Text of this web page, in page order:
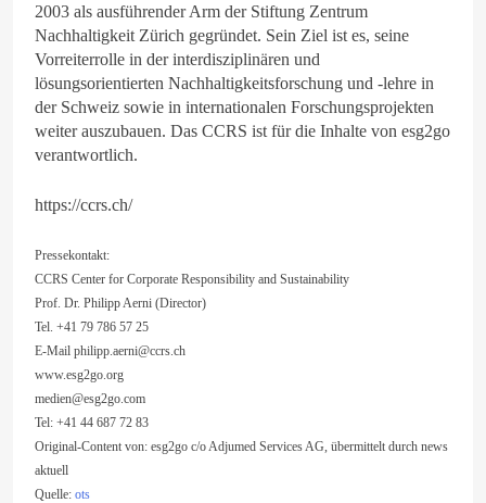
2003 als ausführender Arm der Stiftung Zentrum
Nachhaltigkeit Zürich gegründet. Sein Ziel ist es, seine
Vorreiterrolle in der interdisziplinären und
lösungsorientierten Nachhaltigkeitsforschung und -lehre in
der Schweiz sowie in internationalen Forschungsprojekten
weiter auszubauen. Das CCRS ist für die Inhalte von esg2go
verantwortlich.
https://ccrs.ch/
Pressekontakt:
CCRS Center for Corporate Responsibility and Sustainability
Prof. Dr. Philipp Aerni (Director)
Tel. +41 79 786 57 25
E-Mail philipp.aerni@ccrs.ch
www.esg2go.org
medien@esg2go.com
Tel: +41 44 687 72 83
Original-Content von: esg2go c/o Adjumed Services AG, übermittelt durch news
aktuell
Quelle: ots